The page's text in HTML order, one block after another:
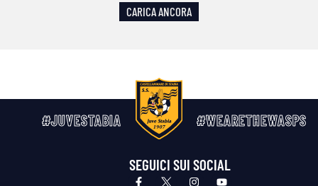
CARICA ANCORA
#JUVESTABIA #WEARETHEWASPS
SEGUICI SUI SOCIAL